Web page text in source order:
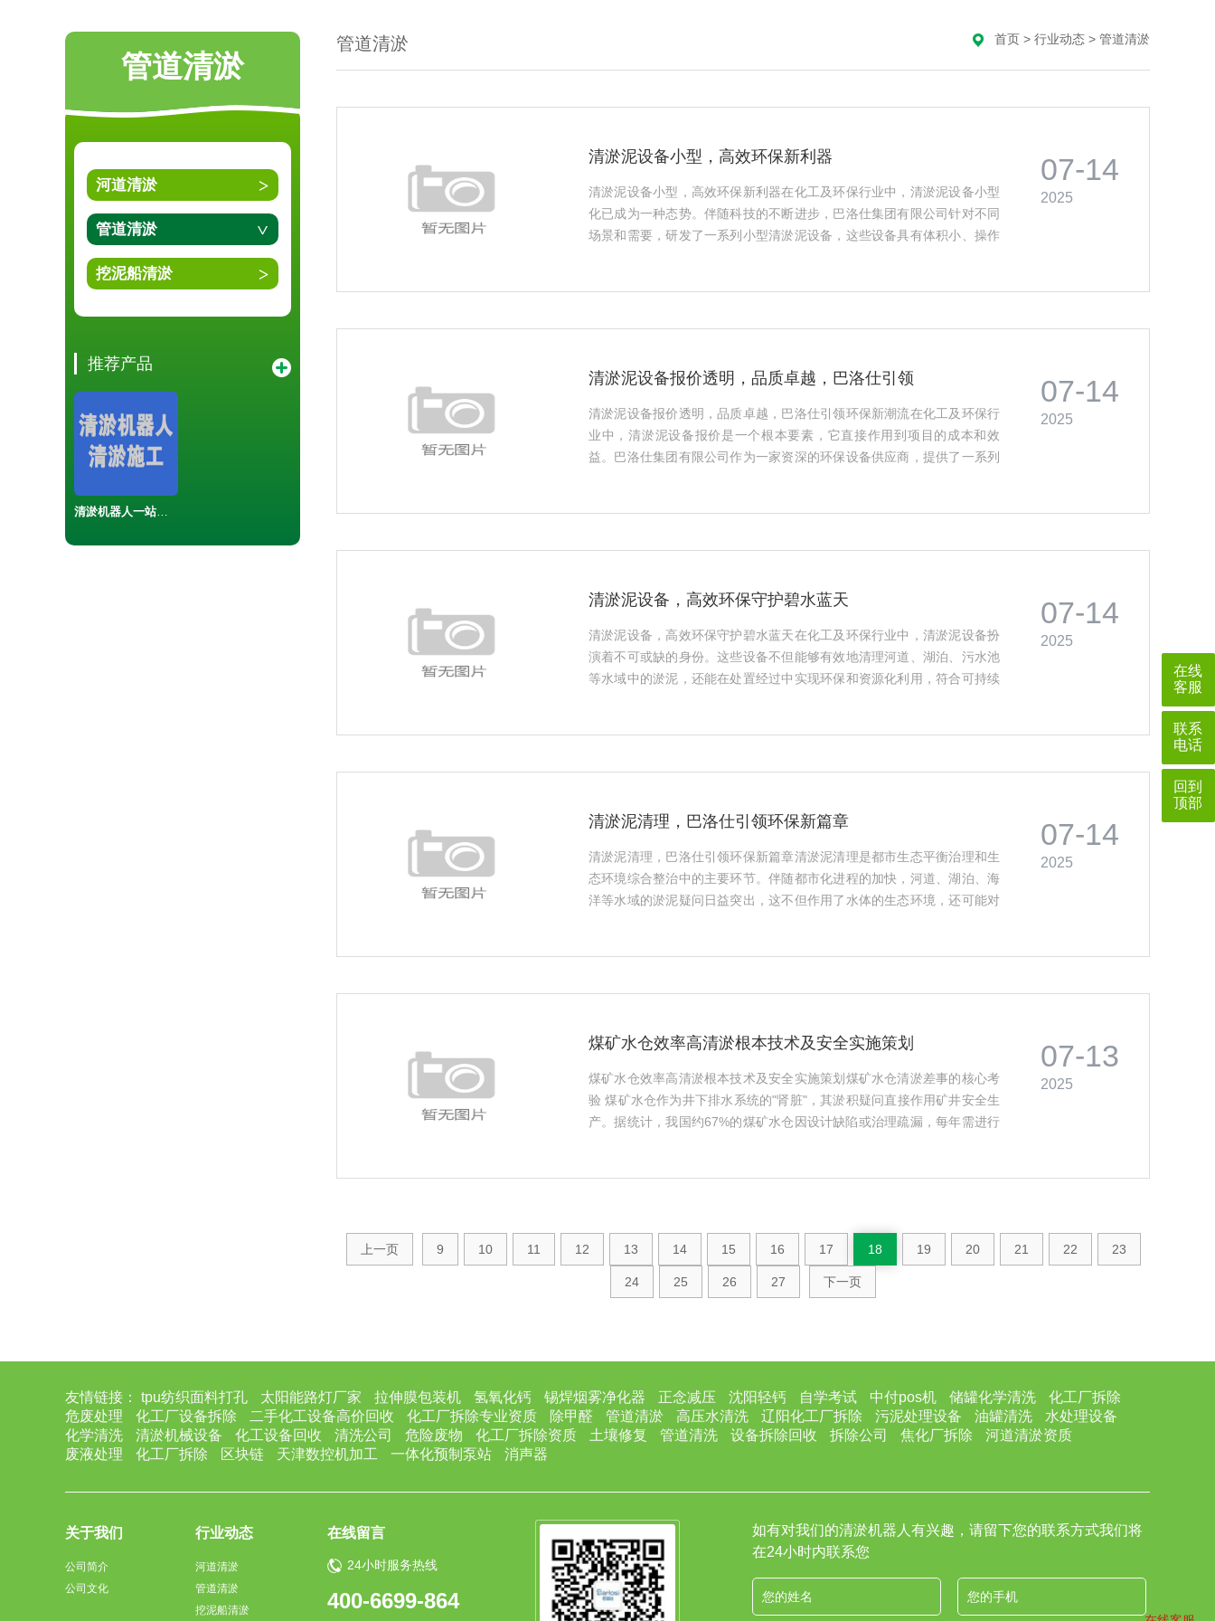
管道清淤
河道清淤
管道清淤
挖泥船清淤
推荐产品
清淤机器人一站式服务解决方案
首页 > 行业动态 > 管道清淤
管道清淤
07-14
2025
清淤泥设备小型，高效环保新利器
清淤泥设备小型，高效环保新利器在化工及环保行业中，清淤泥设备小型
化已成为一种态势。伴随科技的不断进步，巴洛仕集团有限公司针对不同
场景和需要，研发了一系列小型清淤泥设备，这些设备具有体积小、操作
07-14
2025
清淤泥设备报价透明，品质卓越，巴洛仕引领
清淤泥设备报价透明，品质卓越，巴洛仕引领环保新潮流在化工及环保行
业中，清淤泥设备报价是一个根本要素，它直接作用到项目的成本和效
益。巴洛仕集团有限公司作为一家资深的环保设备供应商，提供了一系列
07-14
2025
清淤泥设备，高效环保守护碧水蓝天
清淤泥设备，高效环保守护碧水蓝天在化工及环保行业中，清淤泥设备扮
演着不可或缺的身份。这些设备不但能够有效地清理河道、湖泊、污水池
等水域中的淤泥，还能在处置经过中实现环保和资源化利用，符合可持续
07-14
2025
清淤泥清理，巴洛仕引领环保新篇章
清淤泥清理，巴洛仕引领环保新篇章清淤泥清理是都市生态平衡治理和生
态环境综合整治中的主要环节。伴随都市化进程的加快，河道、湖泊、海
洋等水域的淤泥疑问日益突出，这不但作用了水体的生态环境，还可能对
07-13
2025
煤矿水仓效率高清淤根本技术及安全实施策划
煤矿水仓效率高清淤根本技术及安全实施策划煤矿水仓清淤差事的核心考
验 煤矿水仓作为井下排水系统的"肾脏"，其淤积疑问直接作用矿井安全生
产。据统计，我国约67%的煤矿水仓因设计缺陷或治理疏漏，每年需进行
上一页 9 10 11 12 13 14 15 16 17 18 19 20 21 22 23
24 25 26 27 下一页
友情链接： tpu纺织面料打孔 太阳能路灯厂家 拉伸膜包装机 氢氧化钙 锡焊烟雾净化器 正念减压 沈阳轻钙 自学考试 中付pos机 储罐化学清洗
化工厂拆除
危废处理
化工厂设备拆除 二手化工设备高价回收 化工厂拆除专业资质 除甲醛 管道清淤 高压水清洗 辽阳化工厂拆除 污泥处理设备 油罐清洗
水处理设备
化学清洗
清淤机械设备 化工设备回收 清洗公司 危险废物 化工厂拆除资质 土壤修复 管道清洗 设备拆除回收 拆除公司 焦化厂拆除
河道清淤资质
废液处理
化工厂拆除 区块链 天津数控机加工 一体化预制泵站 消声器
关于我们
公司简介
公司文化
行业动态
河道清淤
管道清淤
挖泥船清淤
在线留言
24小时服务热线
400-6699-864
如有对我们的清淤机器人有兴趣，请留下您的联系方式我们将
在24小时内联系您
在线
客服
联系
电话
回到
顶部